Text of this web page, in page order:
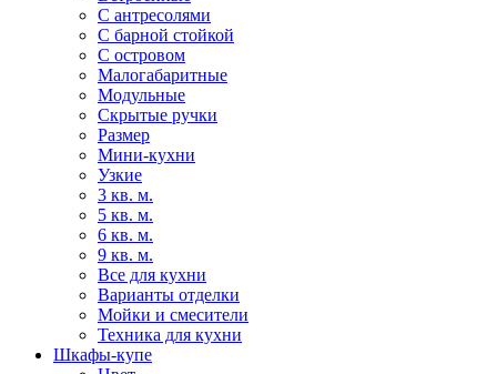
С антресолями
С барной стойкой
С островом
Малогабаритные
Модульные
Скрытые ручки
Размер
Мини-кухни
Узкие
3 кв. м.
5 кв. м.
6 кв. м.
9 кв. м.
Все для кухни
Варианты отделки
Мойки и смесители
Техника для кухни
Шкафы-купе